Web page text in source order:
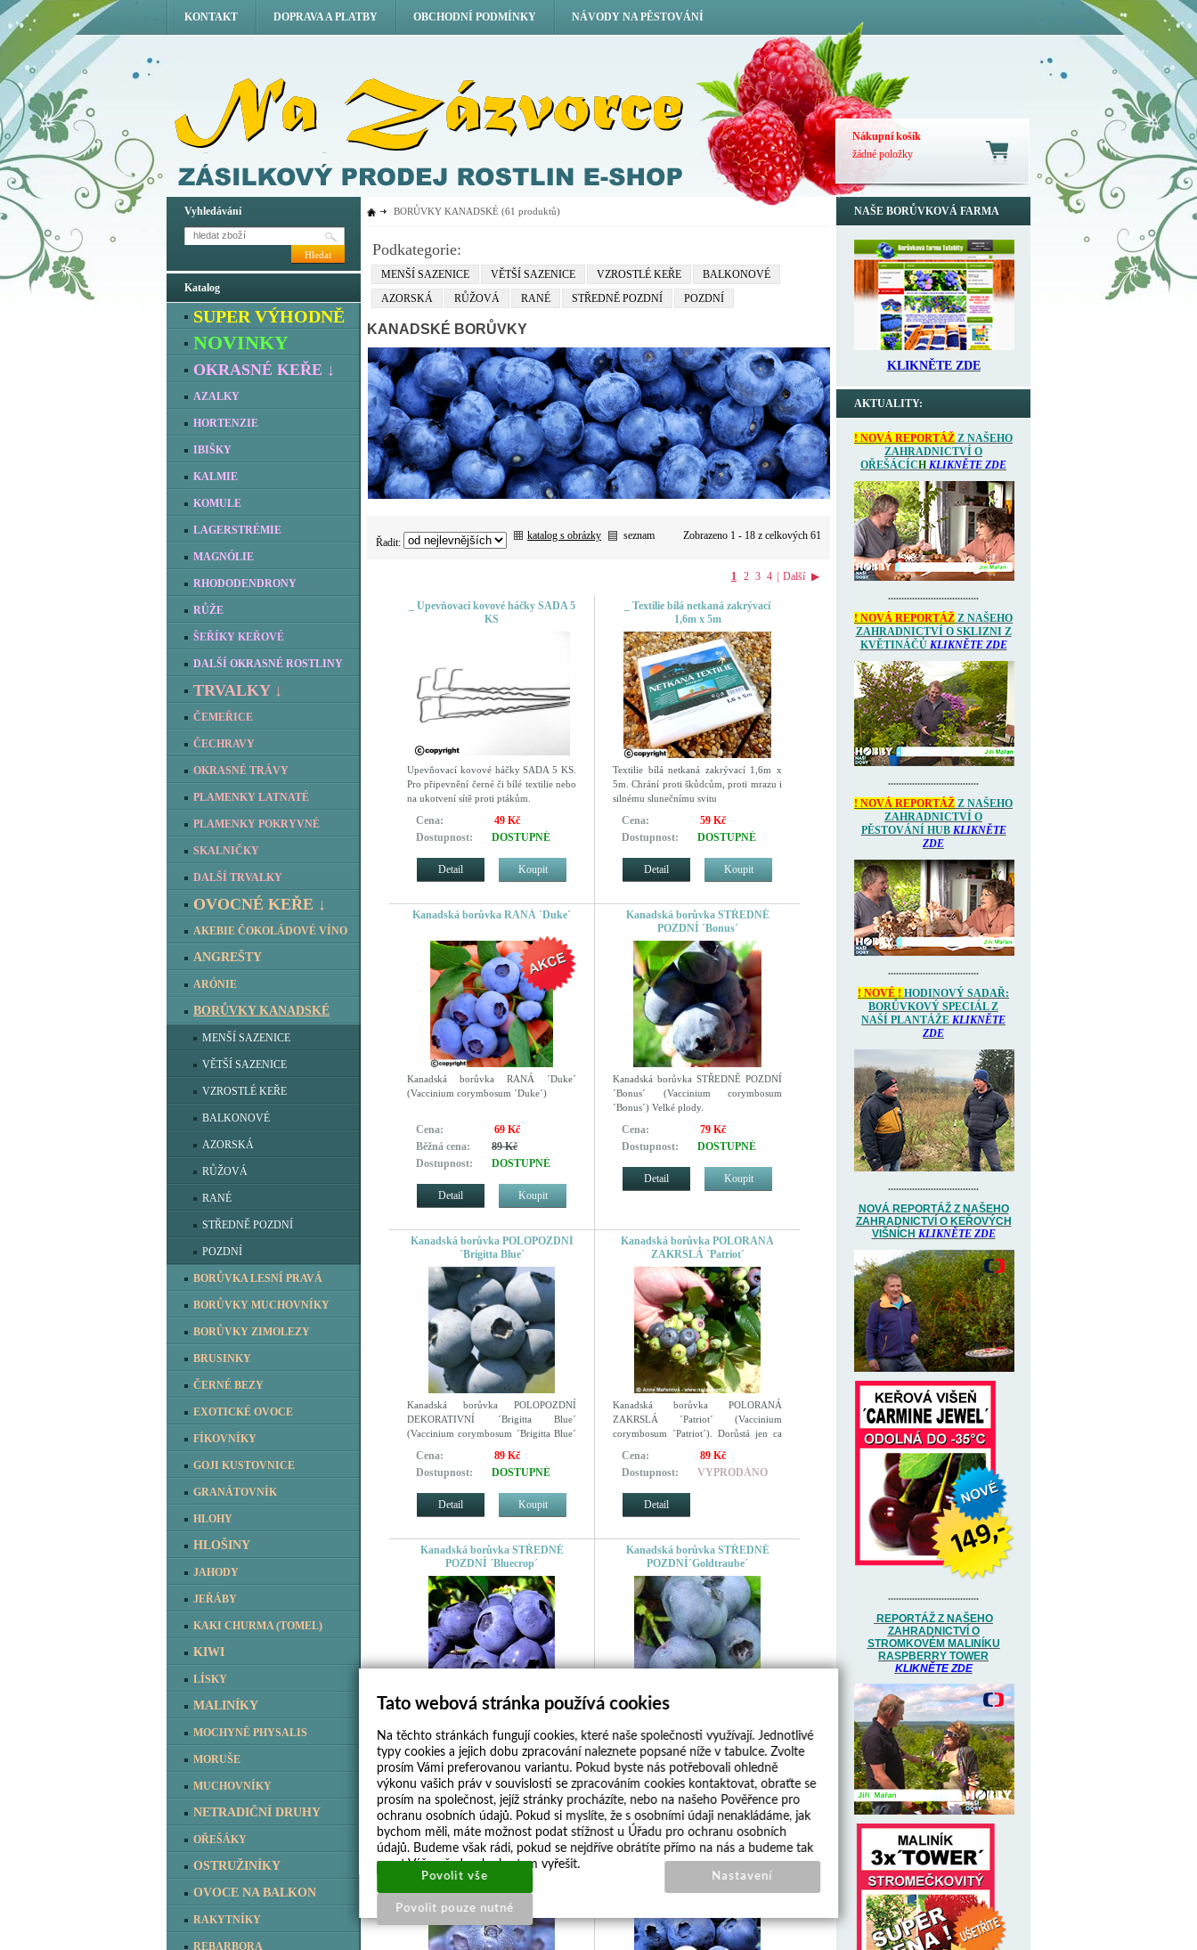
Vyhledávání
Hledat
Katalog
SUPER VÝHODNĚ
NOVINKY
OKRASNÉ KEŘE ↓
AZALKY
HORTENZIE
IBIŠKY
KALMIE
KOMULE
LAGERSTRÉMIE
MAGNÓLIE
RHODODENDRONY
RŮŽE
ŠEŘÍKY KEŘOVÉ
DALŠÍ OKRASNÉ ROSTLINY
TRVALKY ↓
ČEMEŘICE
ČECHRAVY
OKRASNÉ TRÁVY
PLAMENKY LATNATÉ
PLAMENKY POKRYVNÉ
SKALNIČKY
DALŠÍ TRVALKY
OVOCNÉ KEŘE ↓
AKEBIE ČOKOLÁDOVÉ VÍNO
ANGREŠTY
ARÓNIE
BORŮVKY KANADSKÉ
MENŠÍ SAZENICE
VĚTŠÍ SAZENICE
VZROSTLÉ KEŘE
BALKONOVÉ
AZORSKÁ
RŮŽOVÁ
RANÉ
STŘEDNĚ POZDNÍ
POZDNÍ
BORŮVKA LESNÍ PRAVÁ
BORŮVKY MUCHOVNÍKY
BORŮVKY ZIMOLEZY
BRUSINKY
ČERNÉ BEZY
EXOTICKÉ OVOCE
FÍKOVNÍKY
GOJI KUSTOVNICE
GRANÁTOVNÍK
HLOHY
HLOŠINY
JAHODY
JEŘÁBY
KAKI CHURMA (TOMEL)
KIWI
LÍSKY
MALINÍKY
MOCHYNĚ PHYSALIS
MORUŠE
MUCHOVNÍKY
NETRADIČNÍ DRUHY
OŘEŠÁKY
OSTRUŽINÍKY
OVOCE NA BALKON
RAKYTNÍKY
REBARBORA
BORŮVKY KANADSKÉ (61 produktů)
Podkategorie:
MENŠÍ SAZENICE VĚTŠÍ SAZENICE VZROSTLÉ KEŘE
BALKONOVÉ
AZORSKÁ
RŮŽOVÁ RANÉ STŘEDNĚ POZDNÍ POZDNÍ
KANADSKÉ BORŮVKY
Řadit:
katalog s obrázky seznam Zobrazeno 1 - 18 z celkových 61
1 2 3 4 | Další ▶
_ Upevňovací kovové háčky SADA 5
KS
Upevňovací kovové háčky SADA 5 KS.
Pro připevnění černé či bílé textilie nebo
na ukotvení sítě proti ptákům.
Cena:
49 Kč
Dostupnost:
DOSTUPNÉ
Koupit
Detail
_ Textilie bílá netkaná zakrývací
1,6m x 5m
Textilie bílá netkaná zakrývací 1,6m x
5m. Chrání proti škůdcům, proti mrazu i
silnému slunečnímu svitu
Cena:
59 Kč
Dostupnost:
DOSTUPNÉ
Koupit
Detail
Kanadská borůvka RANÁ ´Duke´
Kanadská borůvka RANÁ ´Duke´
(Vaccinium corymbosum ´Duke´)
Cena:
69 Kč
Běžná cena:
89 Kč
Dostupnost:
DOSTUPNÉ
Koupit
Detail
Kanadská borůvka STŘEDNĚ
POZDNÍ ´Bonus´
Kanadská borůvka STŘEDNĚ POZDNÍ
´Bonus´ (Vaccinium corymbosum
´Bonus´) Velké plody.
Cena:
79 Kč
Dostupnost:
DOSTUPNÉ
Koupit
Detail
Kanadská borůvka POLOPOZDNÍ
´Brigitta Blue´
Kanadská borůvka POLOPOZDNÍ
DEKORATIVNÍ ´Brigitta Blue´
(Vaccinium corymbosum ´Brigitta Blue´
Cena:
89 Kč
Dostupnost:
DOSTUPNÉ
Koupit
Detail
Kanadská borůvka POLORANÁ
ZAKRSLÁ ´Patriot´
Kanadská borůvka POLORANÁ
ZAKRSLÁ ´Patriot´ (Vaccinium
corymbosum ´Patriot´). Dorůstá jen ca
Cena:
89 Kč
Dostupnost:
VYPRODÁNO
Detail
Kanadská borůvka STŘEDNĚ
POZDNÍ ´Bluecrop´
Kanadská borůvka STŘEDNĚ POZDNÍ
´Bluecrop´ (Vaccinium corymbosum
´Bluecrop´)
Cena:
89 Kč
Dostupnost:
DOSTUPNÉ
Koupit
Detail
Kanadská borůvka STŘEDNĚ
POZDNÍ´Goldtraube´
´Goldtraube´ (Vaccinium corymbosum
´Goldtraube´)
Cena:
89 Kč
Dostupnost:
DOSTUPNÉ
Koupit
Detail
Kanadská borůvka POLORANÁ
´Berkeley´
Kanadská borůvka STŘEDNĚ
POZDNÍ´Legacy´
NAŠE BORŮVKOVÁ FARMA
KLIKNĚTE ZDE
AKTUALITY:
! NOVÁ REPORTÁŽ Z NAŠEHO
ZAHRADNICTVÍ O
OŘEŠÁCÍCH KLIKNĚTE ZDE
..................................
! NOVÁ REPORTÁŽ Z NAŠEHO
ZAHRADNICTVÍ O SKLIZNI Z
KVĚTINÁČŮ KLIKNĚTE ZDE
..................................
! NOVÁ REPORTÁŽ Z NAŠEHO
ZAHRADNICTVÍ O
PĚSTOVÁNÍ HUB KLIKNĚTE
ZDE
..................................
! NOVÉ ! HODINOVÝ SADAŘ:
BORŮVKOVÝ SPECIÁL Z
NAŠÍ PLANTÁŽE KLIKNĚTE
ZDE
..................................
NOVÁ REPORTÁŽ Z NAŠEHO
ZAHRADNICTVÍ O KEŘOVÝCH
VIŠNÍCH KLIKNĚTE ZDE
..................................
REPORTÁŽ Z NAŠEHO
ZAHRADNICTVÍ O
STROMKOVÉM MALINÍKU
RASPBERRY TOWER
KLIKNĚTE ZDE
KONTAKT DOPRAVA A PLATBY OBCHODNÍ PODMÍNKY NÁVODY NA PĚSTOVÁNÍ
Nákupní košík
žádné položky
Tato webová stránka používá cookies
Na těchto stránkách fungují cookies, které naše společnosti využívají. Jednotlivé
typy cookies a jejich dobu zpracování naleznete popsané níže v tabulce. Zvolte
prosím Vámi preferovanou variantu. Pokud byste nás potřebovali ohledně
výkonu vašich práv v souvislosti se zpracováním cookies kontaktovat, obraťte se
prosím na společnost, jejíž stránky procházíte, nebo na našeho Pověřence pro
ochranu osobních údajů. Pokud si myslíte, že s osobními údaji nenakládáme, jak
bychom měli, máte možnost podat stížnost u Úřadu pro ochranu osobních
údajů. Budeme však rádi, pokud se nejdříve obrátíte přímo na nás a budeme tak
moct Váš požadavek obratem vyřešit.
Povolit vše
Povolit pouze nutné
Nastavení